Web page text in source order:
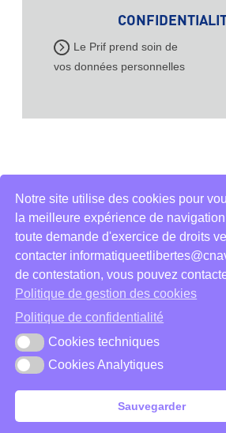
Le Prif prend soin de
vos données personnelles
Notre site utilise des cookies pour
la meilleure expérience de
toute demande d'exercice de droits
contacter
de contestation, vous pouvez
Politique de gestion des cookies
Politique de confidentialité
Cookies techniques
Cookies techniques
Cookies Analytiques
Cookies Analytiques
Sauvegarder